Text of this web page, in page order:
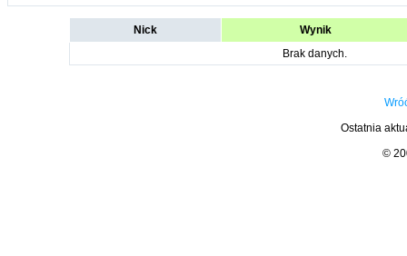
Nick
Wynik
Brak danych.
Ostatnia
©